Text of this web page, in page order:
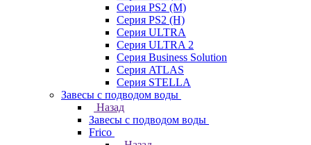
Серия PS2 (M)
Серия PS2 (H)
Серия ULTRA
Серия ULTRA 2
Серия Business Solution
Серия ATLAS
Серия STELLA
Завесы с подводом воды
Назад
Завесы с подводом воды
Frico